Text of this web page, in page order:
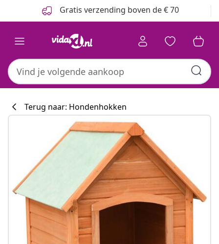
Gratis verzending boven de € 70
Terug naar: Hondenhokken